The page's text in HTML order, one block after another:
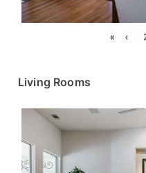
« ‹
Living Rooms